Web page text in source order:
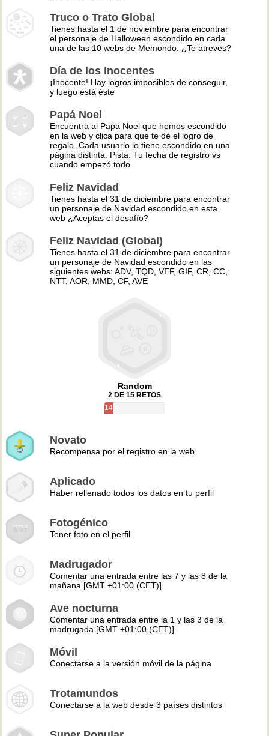
Truco o Trato Global
Tienes hasta el 1 de noviembre para encontrar
el personaje de Halloween escondido en cada
una de las 10 webs de Memondo. ¿Te atreves?
Día de los inocentes
¡Inocente! Hay logros imposibles de conseguir,
y luego está éste
Papá Noel
Encuentra al Papá Noel que hemos escondido
en la web y clica para que te dé el logro de
regalo. Cada usuario lo tiene escondido en una
página distinta. Pista: Tu fecha de registro vs
cuando empezó todo
Feliz Navidad
Tienes hasta el 31 de diciembre para encontrar
un personaje de Navidad escondido en esta
web ¿Aceptas el desafío?
Feliz Navidad (Global)
Tienes hasta el 31 de diciembre para encontrar
un personaje de Navidad escondido en las
siguientes webs: ADV, TQD, VEF, GIF, CR, CC,
NTT, AOR, MMD, CF, AVE
Random
2 DE 15 RETOS
14%
Novato
Recompensa por el registro en la web
Aplicado
Haber rellenado todos los datos en tu perfil
Fotogénico
Tener foto en el perfil
Madrugador
Comentar una entrada entre las 7 y las 8 de la
mañana [GMT +01:00 (CET)]
Ave nocturna
Comentar una entrada entre la 1 y las 3 de la
madrugada [GMT +01:00 (CET)]
Móvil
Conectarse a la versión móvil de la página
Trotamundos
Conectarse a la web desde 3 países distintos